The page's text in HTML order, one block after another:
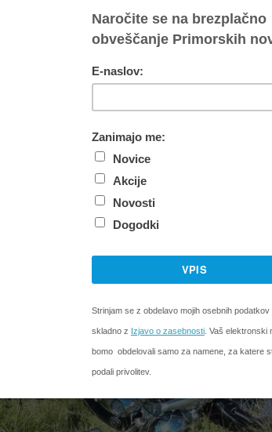
se je v nedeljo dopoldne
huje poškodoval 43-letni motorist. Po
proti Montinjanu, ko je zaradi
ceste, trčil v obcestni jarek in padel. Na
obvestil policijo. Reševalci so ga na
telesnimi poškodbami odpeljali v
nesreče še preiskujejo, ustrezen